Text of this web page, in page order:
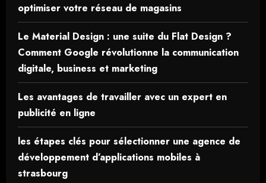
optimiser votre réseau de magasins
Le Material Design : une suite du Flat Design ?
Comment Google révolutionne la communication
digitale, business et marketing
Les avantages de travailler avec un expert en
publicité en ligne
les étapes clés pour sélectionner une agence de
développement d’applications mobiles à
strasbourg